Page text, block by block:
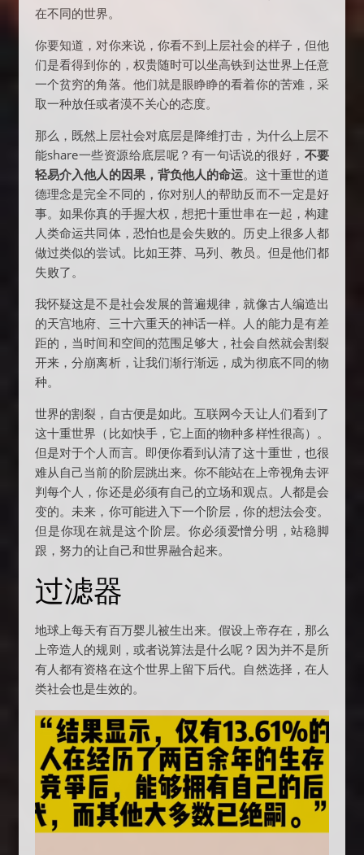
在不同的世界。
你要知道，对你来说，你看不到上层社会的样子，但他
们是看得到你的，权贵随时可以坐高铁到达世界上任意
一个贫穷的角落。他们就是眼睁睁的看着你的苦难，采
取一种放任或者漠不关心的态度。
那么，既然上层社会对底层是降维打击，为什么上层不
能share一些资源给底层呢？有一句话说的很好， 不要
轻易介入他人的因果，背负他人的命运。这十重世的道
德理念是完全不同的，你对别人的帮助反而不一定是好
事。如果你真的手握大权，想把十重世串在一起，构建
人类命运共同体，恐怕也是会失败的。历史上很多人都
做过类似的尝试。比如王莽、马列、教员。但是他们都
失败了。
我怀疑这是不是社会发展的普遍规律，就像古人编造出
的天宫地府、三十六重天的神话一样。人的能力是有差
距的，当时间和空间的范围足够大，社会自然就会割裂
开来，分崩离析，让我们渐行渐远，成为彻底不同的物
种。
世界的割裂，自古便是如此。互联网今天让人们看到了
这十重世界（比如快手，它上面的物种多样性很高）。
但是对于个人而言。即便你看到认清了这十重世，也很
难从自己当前的阶层跳出来。你不能站在上帝视角去评
判每个人，你还是必须有自己的立场和观点。人都是会
变的。未来，你可能进入下一个阶层，你的想法会变。
但是你现在就是这个阶层。你必须爱憎分明，站稳脚
跟，努力的让自己和世界融合起来。
过滤器
地球上每天有百万婴儿被生出来。假设上帝存在，那么
上帝造人的规则，或者说算法是什么呢？因为并不是所
有人都有资格在这个世界上留下后代。自然选择，在人
类社会也是生效的。